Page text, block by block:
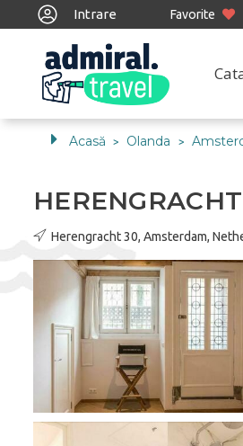
Intrare Favorite
Acasă > Olanda >
Herengracht 30, Amsterdam,